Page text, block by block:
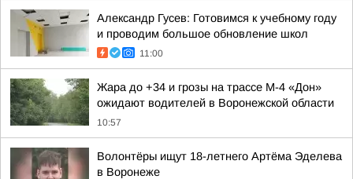
Александр Гусев: Готовимся к учебному году
и проводим большое обновление школ
11:00
Жара до +34 и грозы на трассе М-4 «Дон»
ожидают водителей в Воронежской области
10:57
Волонтёры ищут 18-летнего Артёма Эделева
в Воронеже